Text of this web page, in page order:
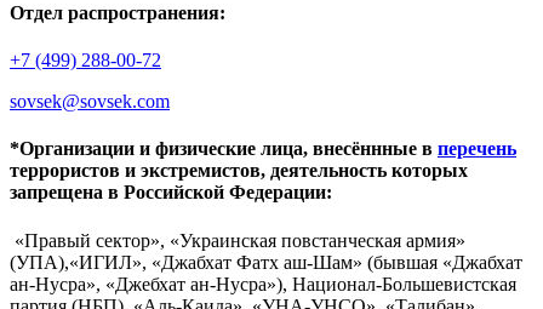
Отдел распространения:
+7 (499) 288-00-72
sovsek@sovsek.com
*Организации и физические лица, внесённные в перечень
террористов и экстремистов, деятельность которых
запрещена в Российской Федерации:
«Правый сектор», «Украинская повстанческая армия»
(УПА),«ИГИЛ», «Джабхат Фатх аш-Шам» (бывшая «Джабхат
ан-Нусра», «Джебхат ан-Нусра»), Национал-Большевистская